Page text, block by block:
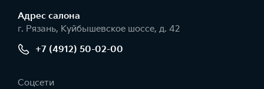
Адрес салонa
г. Рязань, Куйбышевское шоссе, д. 42
+7 (4912) 50-02-00
Соцсети